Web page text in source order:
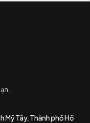
Mỹ Tây, Thành phố Hồ